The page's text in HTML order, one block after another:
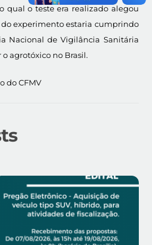
qual o teste era realizado alegou
experimento estaria cumprindo
Nacional de Vigilância Sanitária
agrotóxico no Brasil.
do CFMV